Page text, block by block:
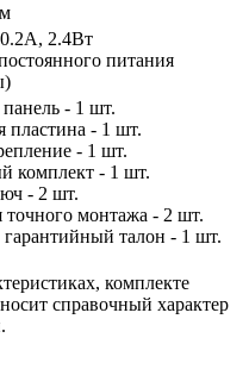
2.4Вт
питания
- 1 шт.
пластина - 1 шт.
- 1 шт.
комплект - 1 шт.
- 2 шт.
монтажа - 2 шт.
талон - 1 шт.
комплекте
справочный характер